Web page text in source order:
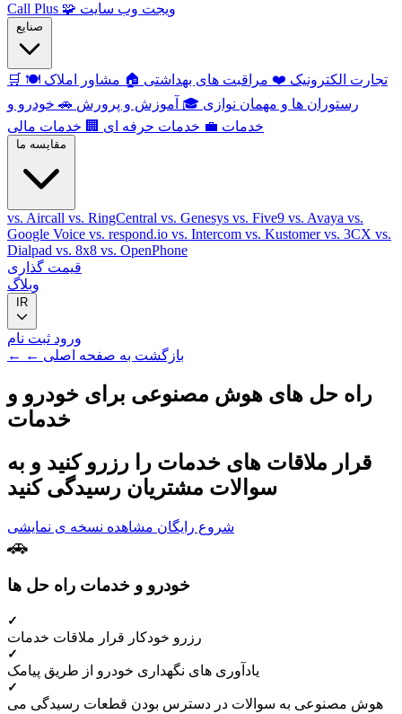
Call Plus 🧩 ویجت وب سایت
صنایع
🛒 تجارت الکترونیک ❤️ مراقبت های بهداشتی 🏠 مشاور املاک 🍽️
رستوران ها و مهمان نوازی 🎓 آموزش و پرورش 🚗 خودرو و
خدمات 💼 خدمات حرفه ای 🏢 خدمات مالی
مقایسه ما
vs. Aircall vs. RingCentral vs. Genesys vs. Five9 vs. Avaya vs.
Google Voice vs. respond.io vs. Intercom vs. Kustomervs. 3CX vs.
Dialpad vs. 8x8 vs. OpenPhone
قیمت گذاری
وبلاگ
IR
ورود ثبت نام
← ← بازگشت به صفحه اصلی
راه حل های هوش مصنوعی برای خودرو و
خدمات
قرار ملاقات های خدمات را رزرو کنید و به
سوالات مشتریان رسیدگی کنید
شروع رایگان مشاهده نسخه ی نمایشی
خودرو و خدمات راه حل ها
رزرو خودکار قرار ملاقات خدمات
یادآوری های نگهداری خودرو از طریق پیامک
هوش مصنوعی به سوالات در دسترس بودن قطعات رسیدگی می